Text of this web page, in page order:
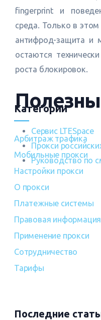
fingerprint и
среда. Только в этом
антифрод-защита и
остаются
роста блокировок.
Сервис LTESpace
Прокси
Руководство по
Категории
Арбитраж трафика
Мобильные прокси
Настройки прокси
О прокси
Платежные системы
Правовая информация
Применение прокси
Сотрудничество
Тарифы
Последние